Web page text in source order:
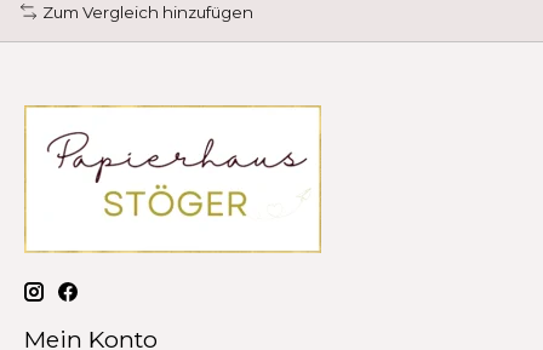
Zum Vergleich hinzufügen
Mein Konto